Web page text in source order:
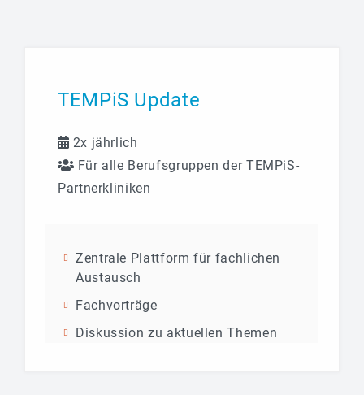
TEMPiS Update
2x jährlich
Für alle Berufsgruppen der TEMPiS-
Partnerkliniken
Zentrale Plattform für fachlichen
Austausch
Fachvorträge
Diskussion zu aktuellen Themen